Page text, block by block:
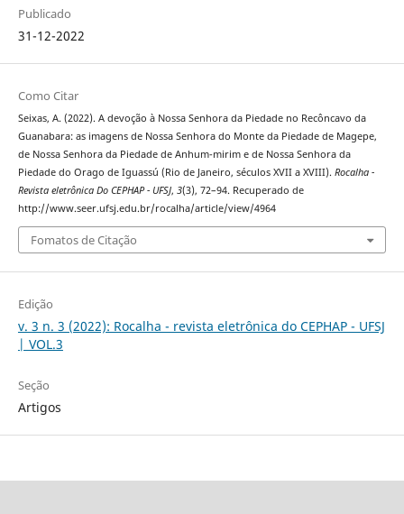
Publicado
31-12-2022
Como Citar
Seixas, A. (2022). A devoção à Nossa Senhora da Piedade no Recôncavo da
Guanabara: as imagens de Nossa Senhora do Monte da Piedade de Magepe,
de Nossa Senhora da Piedade de Anhum-mirim e de Nossa Senhora da
Piedade do Orago de Iguassú (Rio de Janeiro, séculos XVII a XVIII). Rocalha -
Revista eletrônica Do CEPHAP - UFSJ, 3(3), 72–94. Recuperado de
http://www.seer.ufsj.edu.br/rocalha/article/view/4964
Fomatos de Citação
Edição
v. 3 n. 3 (2022): Rocalha - revista eletrônica do CEPHAP - UFSJ
| VOL.3
Seção
Artigos